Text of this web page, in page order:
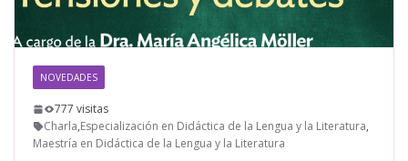
NOVEDADES
777 visitas
Charla,Especialización en Didáctica de la Lengua y la Literatura,
Maestría en Didáctica de la Lengua y la Literatura